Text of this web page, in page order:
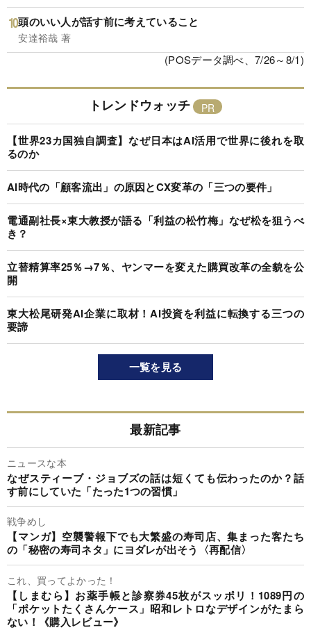
頭のいい人が話す前に考えていること
安達裕哉 著
(POSデータ調べ、7/26～8/1)
トレンドウォッチ
【世界23カ国独自調査】なぜ日本はAI活用で世界に後れを取
るのか
AI時代の「顧客流出」の原因とCX変革の「三つの要件」
電通副社長×東大教授が語る「利益の松竹梅」なぜ松を狙うべ
き？
立替精算率25％→7％、ヤンマーを変えた購買改革の全貌を公
開
東大松尾研発AI企業に取材！AI投資を利益に転換する三つの
要諦
一覧を見る
最新記事
ニュースな本
なぜスティーブ・ジョブズの話は短くても伝わったのか？話
す前にしていた「たった1つの習慣」
戦争めし
【マンガ】空襲警報下でも大繁盛の寿司店、集まった客たち
の「秘密の寿司ネタ」にヨダレが出そう〈再配信〉
これ、買ってよかった！
【しまむら】お薬手帳と診察券45枚がスッポリ！1089円の
「ポケットたくさんケース」昭和レトロなデザインがたまら
ない！《購入レビュー》